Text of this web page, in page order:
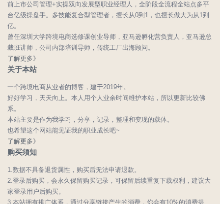
前上市公司管理+实操双向发展型职业经理人，全阶段全流程全站点多平
台亿级操盘手。多技能复合型管理者，擅长从0到1，也擅长做大为从1到
亿。
曾任深圳大学跨境电商选修课创业导师，亚马逊孵化营负责人，亚马逊总
裁班讲师，公司内部培训导师，传统工厂出海顾问。
了解更多》
关于本站
一个跨境电商从业者的博客，建于2019年。
好好学习，天天向上。本人用个人业余时间维护本站，所以更新比较佛
系。
本站主要是作为我学习，分享，记录，整理和变现的载体。
也希望这个网站能见证我的职业成长吧~
了解更多》
购买须知
1.数据不具备退货属性，购买后无法申请退款。
2.登录后购买，会永久保留购买记录，可保留后续重复下载权利，建议大
家登录用户后购买。
3.本站拥有推广体系，通过分享链接产生的消费，你会有10%的消费提